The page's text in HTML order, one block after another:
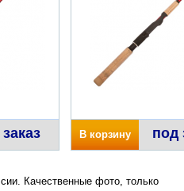
В корзину под
Качественные фото, только